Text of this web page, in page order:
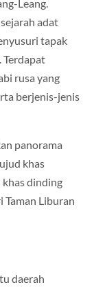
Leang.
adat
tapak
Terdapat
rusa yang
berjenis-jenis
panorama
khas
khas dinding
Taman Liburan
daerah